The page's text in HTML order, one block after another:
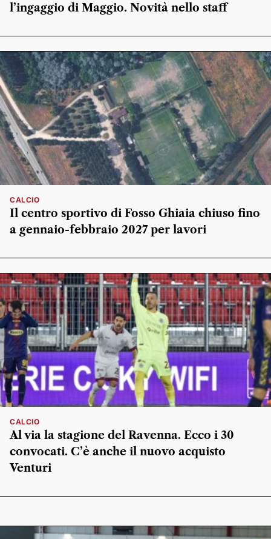
l’ingaggio di Maggio. Novità nello staff
CALCIO
Il centro sportivo di Fosso Ghiaia chiuso fino
a gennaio-febbraio 2027 per lavori
CALCIO
Al via la stagione del Ravenna. Ecco i 30
convocati. C’è anche il nuovo acquisto
Venturi